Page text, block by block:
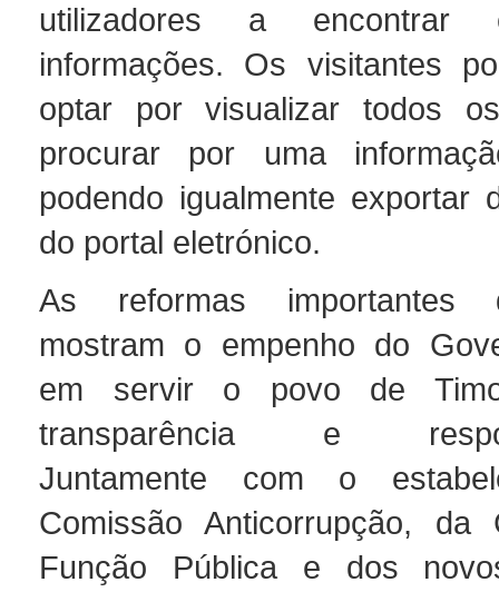
utilizadores a encontrar
informações. Os visitantes
optar por visualizar todos
procurar por uma
podendo igualmente exportar
do portal eletrónico.
As reformas importantes
mostram o empenho do
em servir o povo de
transparência e
Juntamente com o
Comissão Anticorrupção, da
Função Pública e dos